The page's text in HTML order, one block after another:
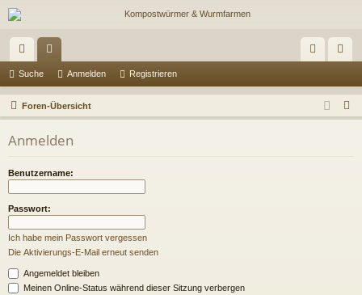
ch
ne
llz
ug
riff
en m
el
ist
rie
Suche Anmelden Registrieren
Foren-Übersicht
u
Anmelden
Benutzername:
Passwort:
Ich habe mein Passwort vergessen
Die Aktivierungs-E-Mail erneut senden
Angemeldet bleiben
Meinen Online-Status während dieser Sitzung verbergen